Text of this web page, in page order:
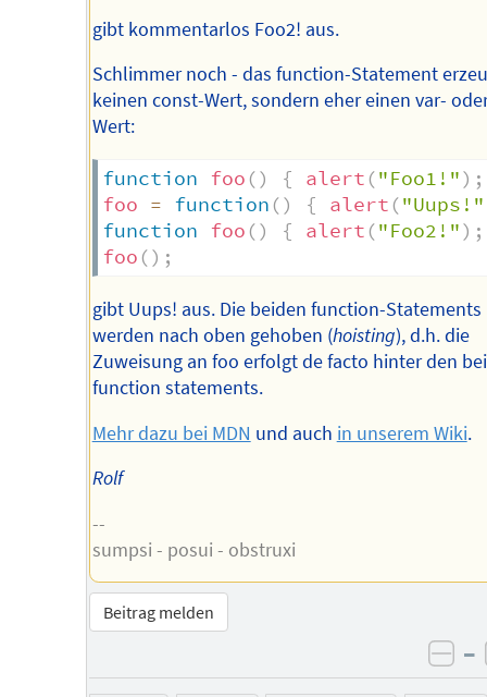
gibt kommentarlos Foo2! aus.
Schlimmer noch - das function-Statement
keinen const-Wert, sondern eher einen var-
Wert:
function foo () { alert ("Foo1!") ;
foo = function () { alert ("Uups!"
function foo () { alert ("Foo2!") ;
foo () ;
gibt Uups! aus. Die beiden function-Statements
werden nach oben gehoben (hoisting), d.h. die
Zuweisung an foo erfolgt de facto hinter den
function statements.
Mehr dazu bei MDN und auch in unserem Wiki.
Rolf
--
sumpsi - posui - obstruxi
Beitrag melden
–